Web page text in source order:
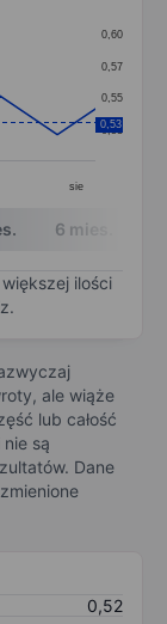
Data ranges
sie
0,53
0,55
0,57
0,60
0,53
6 mies.
ilości
ale wiąże
lub całość
są
Dane
0,52